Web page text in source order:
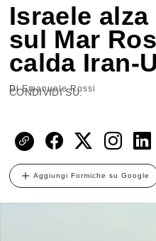
Israele alza
sul Mar
calda Iran-
DiEmanuele Rossi
CONDIVIDI SU:
Aggiungi Formiche su Google